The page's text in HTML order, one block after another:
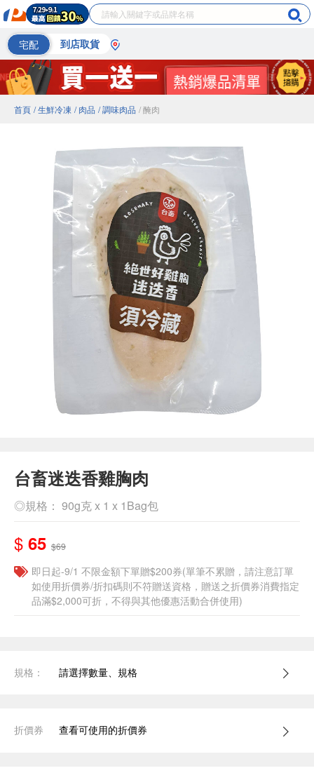
宅配 到店取貨
首頁 / 生鮮冷凍 / 肉品 / 調味肉品 / 醃肉
台畜迷迭香雞胸肉
◎規格： 90g克 x 1 x 1Bag包
$ 65 $69
即日起-9/1 不限金額下單贈$200券(單筆不累贈，請注意訂單
如使用折價券/折扣碼則不符贈送資格，贈送之折價券消費指定
品滿$2,000可折，不得與其他優惠活動合併使用)
規格： 請選擇數量、規格
折價券 查看可使用的折價券